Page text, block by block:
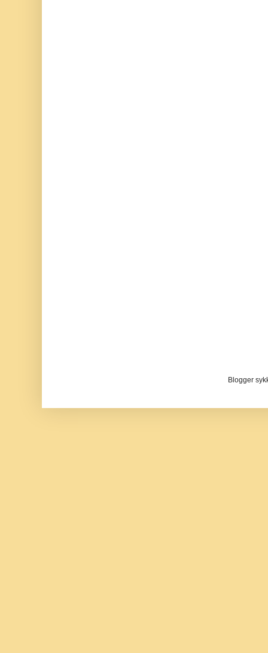
Blogger